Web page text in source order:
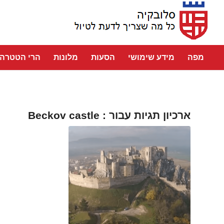
מפה מידע שימושי הסעות מלונות הרי הטטרה
ארכיון תגיות עבור : Beckov castle